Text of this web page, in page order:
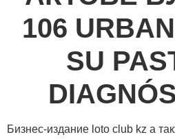
106
SU
Бизнес-издание loto club kz а